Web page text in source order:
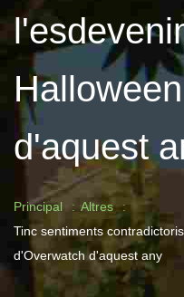
d'aquest
Principal
Altres
Tinc sentiments
d'Overwatch d'aquest any